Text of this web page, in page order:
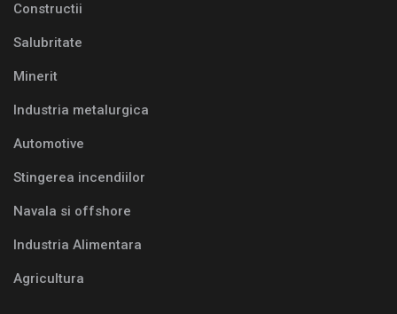
Constructii
Salubritate
Minerit
Industria metalurgica
Automotive
Stingerea incendiilor
Navala si offshore
Industria Alimentara
Agricultura